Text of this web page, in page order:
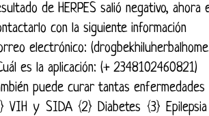
de HERPES salió negativo,
con la siguiente información
electrónico:
es la aplicación: (+ 2348102460821)
puede curar tantas enfermedades
VIH y SIDA {2} Diabetes {3}